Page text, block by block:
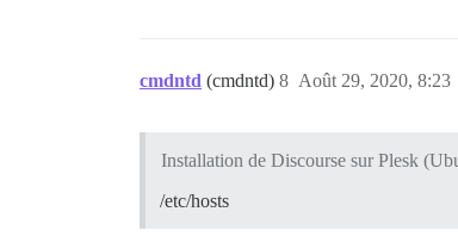
cmdntd (cmdntd) Août 29, 2020, 8:23
8
Installation de Discourse sur Plesk
/etc/hosts